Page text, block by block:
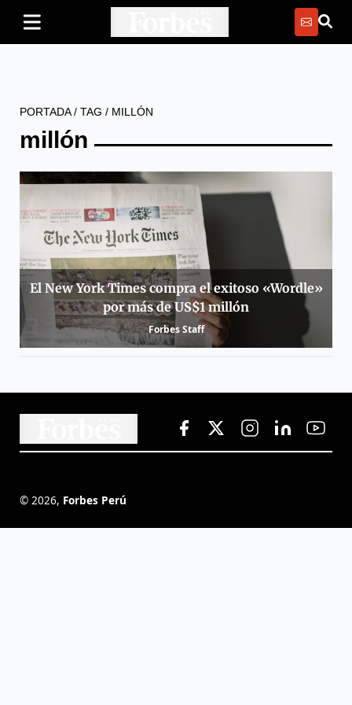
PORTADA/ TAG / MILLÓN
millón
El New York Times compra el exitoso «Wordle»
por más de US$1 millón
Forbes Staff
© 2026, Forbes Perú